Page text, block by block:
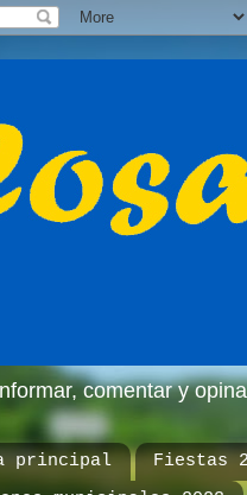
comentar y
principal
Fiestas